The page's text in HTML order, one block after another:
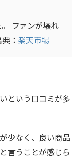
ファンが壊れ
： 楽天市場
という口コミが多
少なく、良い商品
言うことが感じら